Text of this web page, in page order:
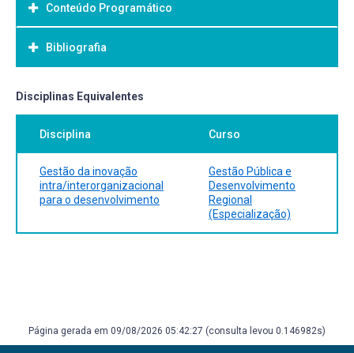
Objetivo Geral:
Conteúdo Programático
Bibliografia
Bibliografia Básica:
Disciplinas Equivalentes
Disciplina Curso
Gestão da inovação
intra/interorganizacional
para o desenvolvimento
Gestão Pública e
Desenvolvimento
Regional
(Especialização)
Página gerada em 09/08/2026 05:42:27 (consulta levou 0.146982s)